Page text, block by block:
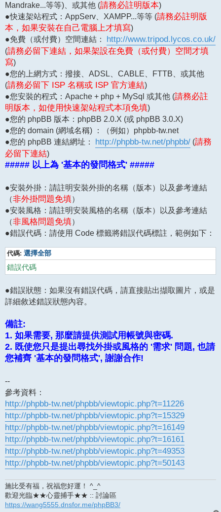
Mandrake...等等)、或其他 (請務必註明版本)
●快速架站程式：AppServ、XAMPP...等等 (請務必註明版
本，如果安裝在自己電腦上才填寫)
●免費（或付費）空間連結：
http://www.tripod.lycos.co.uk/
(請務必留下連結，如果架設在免費（或付費）空間才填
寫)
●您的上網方式：撥接、ADSL、CABLE、FTTB、或其他
(請務必留下 ISP 名稱或 ISP 官方連結)
●您安裝的程式：Apache + php + MySql 或其他 (請務必註
明版本，如使用快速架站程式本項免填)
●您的 phpBB 版本：phpBB 2.0.X (或 phpBB 3.0.X)
●您的 domain (網域名稱) ：（例如）phpbb-tw.net
●您的 phpBB 連結網址：
http://phpbb-tw.net/phpbb/ (請務
必留下連結)
##### 以上為 '基本的發問格式' #####
●安裝外掛：請註明安裝外掛的名稱（版本）以及參考連結
（非外掛問題免填）
●安裝風格：請註明安裝風格的名稱（版本）以及參考連結
（非風格問題免填）
●錯誤代碼：請使用 Code 標籤將錯誤代碼標註，範例如下：
代碼: 選擇全部
錯誤代碼
●錯誤狀態：如果沒有錯誤代碼，請直接貼出擷取圖片，或是
詳細敘述錯誤狀態內容。
備註:
1. 如果需要, 那麼請提供測試用帳號與密碼.
2. 既使您只是提出尋找外掛或風格的 '需求' 問題, 也請
您補齊 '基本的發問格式', 謝謝合作!
--
參考資料：
http://phpbb-tw.net/phpbb/viewtopic.php?t=11226
http://phpbb-tw.net/phpbb/viewtopic.php?t=15329
http://phpbb-tw.net/phpbb/viewtopic.php?t=16149
http://phpbb-tw.net/phpbb/viewtopic.php?t=16161
http://phpbb-tw.net/phpbb/viewtopic.php?t=49353
http://phpbb-tw.net/phpbb/viewtopic.php?t=50143
施比受有福，祝福您好運！ ^_^
歡迎光臨★★心靈捕手★★ :: 討論區
https://wang5555.dnsfor.me/phpBB3/